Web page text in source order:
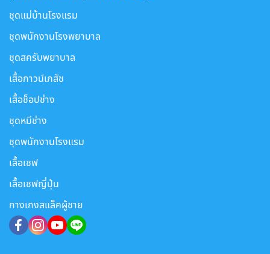
ชุดแม่บ้านโรงแรม
ชุดพนักงานโรงพยาบาล
ชุดสครับพยาบาล
เสื้อกาวน์เภสัช
เสื้อช็อปช่าง
ชุดหมีช่าง
ชุดพนักงานโรงแรม
เสื้อเชฟ
เสื้อเชฟญี่ปุ่น
กางเกงสแล็คผู้ชาย